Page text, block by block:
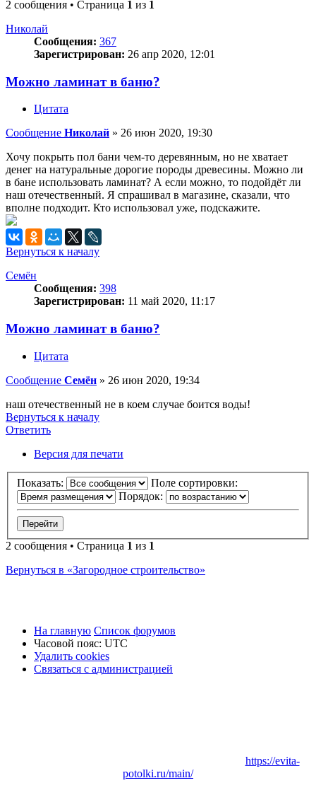
2 сообщения • Страница 1 из 1
Николай
Сообщения: 367
Зарегистрирован: 26 апр 2020, 12:01
Можно ламинат в баню?
Цитата
Сообщение Николай » 26 июн 2020, 19:30
Хочу покрыть пол бани чем-то деревянным, но не хватает
денег на натуральные дорогие породы древесины. Можно ли
в бане использовать ламинат? А если можно, то подойдёт ли
наш отечественный. Я спрашивал в магазине, сказали, что
вполне подходит. Кто использовал уже, подскажите.
Вернуться к началу
Семён
Сообщения: 398
Зарегистрирован: 11 май 2020, 11:17
Можно ламинат в баню?
Цитата
Сообщение Семён » 26 июн 2020, 19:34
наш отечественный не в коем случае боится воды!
Вернуться к началу
Ответить
Ответить
Версия для печати
Показать:
Поле сортировки:
Порядок:
2 сообщения • Страница 1 из 1
Вернуться в «Загородное строительство»
На главную Список форумов
Часовой пояс: UTC
Удалить cookies
Связаться
Связаться с администрацией
https://evita-
potolki.ru/main/